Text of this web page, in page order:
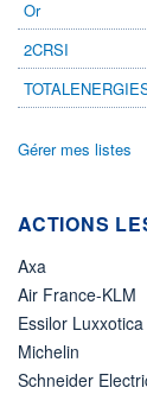
PROCHAIN
DIVIDENDE
-
ÉLIGIBILITÉ
Non
Or
2CRSI
Gérer mes listes
ACTIONS
Axa
Air France-KLM
Essilor Luxxotica
Michelin
Schneider